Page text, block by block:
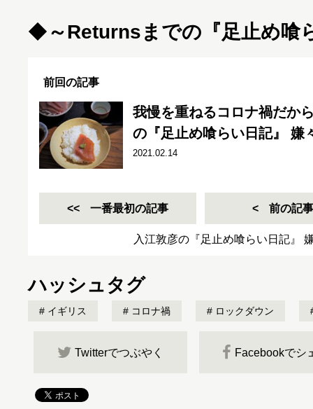
◆～Returnsまでの『足止め喰
前回の記事
我慢を重ねるコロナ禍だか
の『足止め喰らい日記』 嫌
2021.02.14
一番最初の記事 前の記事
入江敦彦の『足止め喰らい日記』
ハッシュタグ
イギリス コロナ禍 ロックダウン
Twitterでつぶやく Facebookでシ